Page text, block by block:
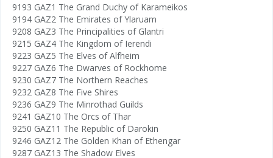
9193 GAZ1 The Grand Duchy of Karameikos
9194 GAZ2 The Emirates of Ylaruam
9208 GAZ3 The Principalities of Glantri
9215 GAZ4 The Kingdom of Ierendi
9223 GAZ5 The Elves of Alfheim
9227 GAZ6 The Dwarves of Rockhome
9230 GAZ7 The Northern Reaches
9232 GAZ8 The Five Shires
9236 GAZ9 The Minrothad Guilds
9241 GAZ10 The Orcs of Thar
9250 GAZ11 The Republic of Darokin
9246 GAZ12 The Golden Khan of Ethengar
9287 GAZ13 The Shadow Elves